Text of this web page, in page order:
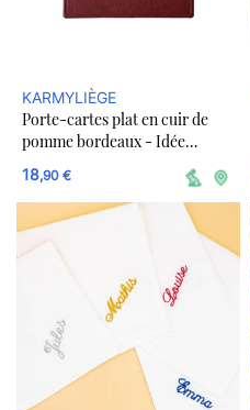
KARMYLIÈGE
Porte-cartes plat en cuir de
pomme bordeaux - Idée
cadeau
18,90 €